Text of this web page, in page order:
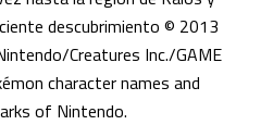
descubrimiento © 2013
Creatures Inc./GAME
character names and
of Nintendo.